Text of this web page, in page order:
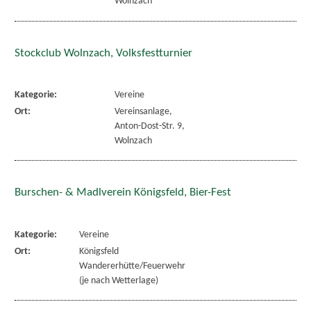
Stockclub Wolnzach, Volksfestturnier
Kategorie:
Vereine
Ort:
Vereinsanlage,
Anton-Dost-Str. 9,
Wolnzach
Burschen- & Madlverein Königsfeld, Bier-Fest
Kategorie:
Vereine
Ort:
Königsfeld
Wandererhütte/Feuerwehr
(je nach Wetterlage)